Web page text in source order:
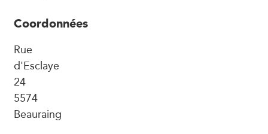
Coordonnées
Rue
d'Esclaye
24
5574
Beauraing